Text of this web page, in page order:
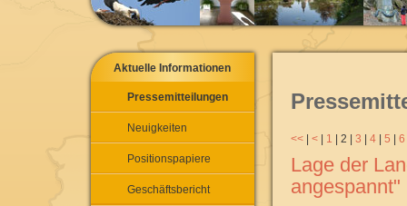
Aktuelle Informationen
Pressemitteilungen
Neuigkeiten
Positionspapiere
Geschäftsbericht
<< < 1 2 3 4 5 6
Lage der
angespannt"